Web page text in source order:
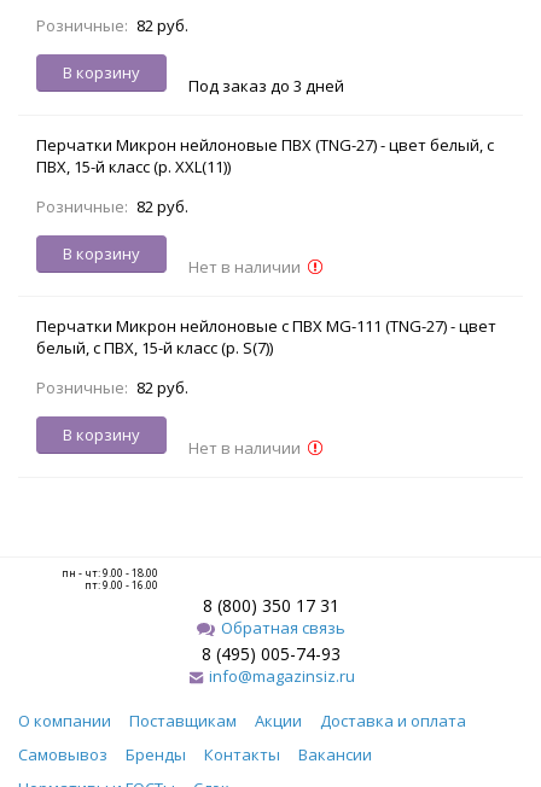
Розничные: 82 руб.
В корзину
Под заказ до 3 дней
Перчатки Микрон нейлоновые ПВХ (TNG-27) - цвет белый, с
ПВХ, 15-й класс (р. XXL(11))
Розничные: 82 руб.
В корзину
Нет в наличии
Перчатки Микрон нейлоновые с ПВХ MG-111 (TNG-27) - цвет
белый, с ПВХ, 15-й класс (р. S(7))
Розничные: 82 руб.
В корзину
Нет в наличии
пн - чт: 9.00 - 18.00
пт: 9.00 - 16.00
8 (800) 350 17 31
Обратная связь
8 (495) 005-74-93
info@magazinsiz.ru
О компании Поставщикам Акции
Доставка и оплата
Самовывоз
Бренды Контакты
Вакансии